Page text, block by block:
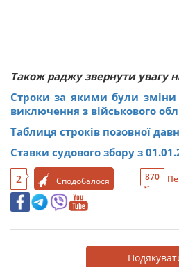
Також раджу звернути увагу
Строки за якими були зміни
виключення з військового
Таблиця строків позовної
Ставки судового збору з
2 Сподобалося 870